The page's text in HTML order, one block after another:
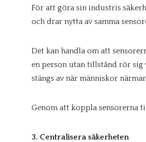
För att göra sin industris
och drar nytta av samma
Det kan handla om att
en person utan tillstånd rör sig
stängs av när människor
Genom att koppla sensorerna
3. Centralisera säkerheten